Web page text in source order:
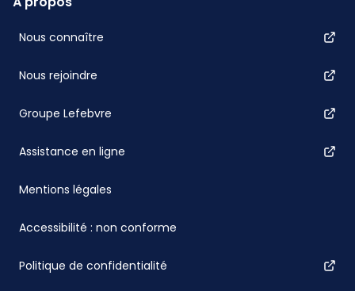
Nous connaître
Nous rejoindre
Groupe Lefebvre
Assistance en ligne
Mentions légales
Accessibilité : non conforme
Politique de confidentialité